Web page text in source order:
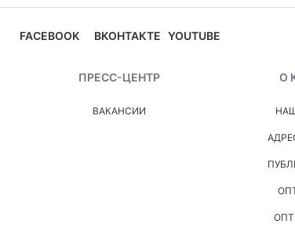
FACEBOOK ВКОНТАКТЕ YOUTUBE
ПРЕСС-ЦЕНТР
ВАКАНСИИ
О